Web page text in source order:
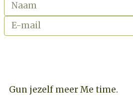
Gun jezelf meer Me time.​